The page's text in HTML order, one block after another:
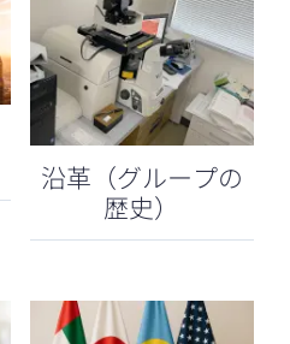
沿革（グループの
歴史）